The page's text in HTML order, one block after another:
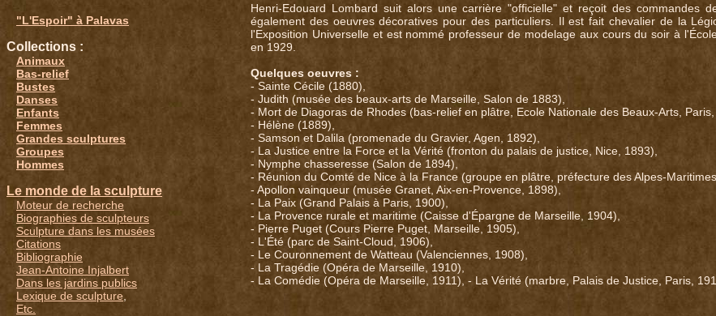
"L'Espoir" à Palavas
Collections :
Animaux
Bas-relief
Bustes
Danses
Enfants
Femmes
Grandes sculptures
Groupes
Hommes
Le monde de la sculpture
Moteur de recherche
Biographies de sculpteurs
Sculpture dans les musées
Citations
Bibliographie
Jean-Antoine Injalbert
Dans les jardins publics
Lexique de sculpture
Etc.
Henri-Edouard Lombard suit alors une carrière "officielle" et reçoit des commandes
également des oeuvres décoratives pour des particuliers. Il est fait chevalier de la
l'Exposition Universelle et est nommé professeur de modelage aux cours du soir à
en 1929.
Quelques oeuvres :
- Sainte Cécile (1880),
- Judith (musée des beaux-arts de Marseille, Salon de 1883),
- Mort de Diagoras de Rhodes (bas-relief en plâtre, Ecole Nationale des Beaux-Arts, Paris,
- Hélène (1889),
- Samson et Dalila (promenade du Gravier, Agen, 1892),
- La Justice entre la Force et la Vérité (fronton du palais de justice, Nice, 1893),
- Nymphe chasseresse (Salon de 1894),
- Réunion du Comté de Nice à la France (groupe en plâtre, préfecture des Alpes-
- Apollon vainqueur (musée Granet, Aix-en-Provence, 1898),
- La Paix (Grand Palais à Paris, 1900),
- La Provence rurale et maritime (Caisse d'Épargne de Marseille, 1904),
- Pierre Puget (Cours Pierre Puget, Marseille, 1905),
- L'Été (parc de Saint-Cloud, 1906),
- Le Couronnement de Watteau (Valenciennes, 1908),
- La Tragédie (Opéra de Marseille, 1910),
- La Comédie (Opéra de Marseille, 1911), - La Vérité (marbre, Palais de Justice, Paris,